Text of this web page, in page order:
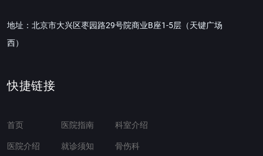
地址：北京市大兴区枣园路29号院商业B座1-5层（天键广场
西）
快捷链接
首页
医院介绍
医院指南
就诊须知
科室介绍
骨伤科